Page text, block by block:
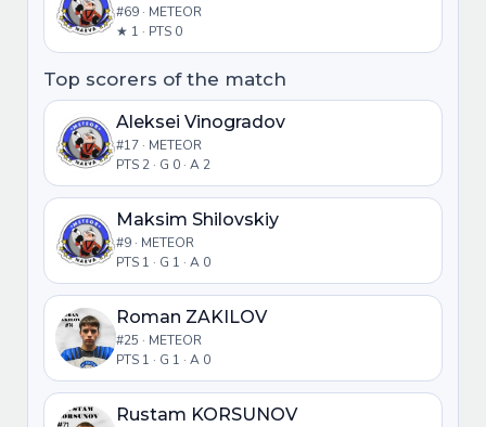
#69 · METEOR
★ 1 · PTS 0
Top scorers of the match
Aleksei Vinogradov
#17 · METEOR
PTS 2 · G 0 · A 2
Maksim Shilovskiy
#9 · METEOR
PTS 1 · G 1 · A 0
Roman ZAKILOV
#25 · METEOR
PTS 1 · G 1 · A 0
Rustam KORSUNOV